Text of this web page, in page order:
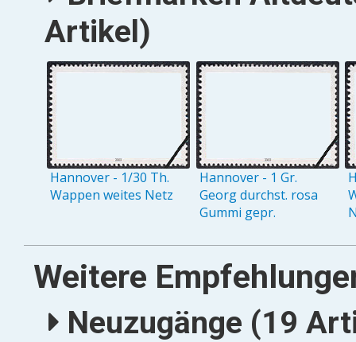
Artikel)
Hannover - 1/30 Th.
Wappen weites Netz
Hannover - 1 Gr.
Georg durchst. rosa
Gummi gepr.
Weitere
Neuzugänge (19